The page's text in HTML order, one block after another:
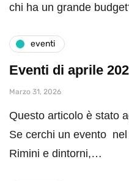
chi ha un grande
eventi
Eventi di aprile
Marzo 31, 2026
Questo articolo è stato
Se cerchi un evento
Rimini e dintorni,…